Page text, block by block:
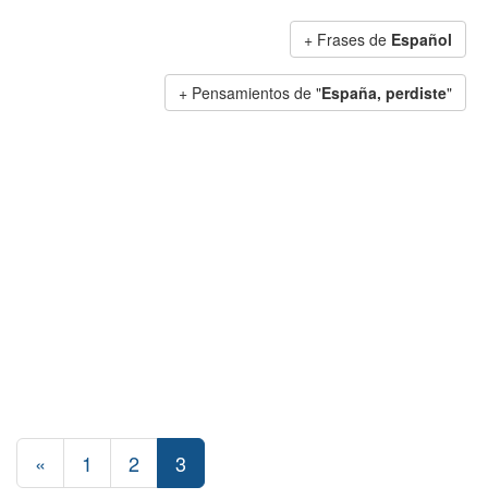
+ Frases de Español
+ Pensamientos de "España, perdiste"
« 1 2 3